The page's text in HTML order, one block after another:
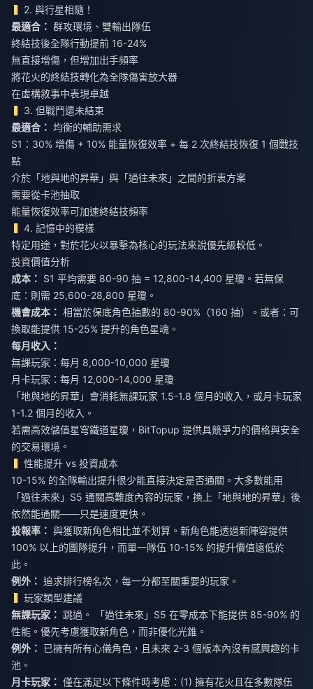
2. 與行星相隨！
最適合： 群攻環境、雙輸出隊伍
終結技後全隊行動提前 16-24%
無直接增傷，但增加出手頻率
將花火的終結技轉化為全隊傷害放大器
在虛構敘事中表現卓越
3. 但戰鬥還未結束
最適合： 均衡的輔助需求
S1：30% 增傷 + 10% 能量恢復效率 + 每 2 次終結技恢復 1 個戰技
點
介於「地與地的昇華」與「過往未來」之間的折衷方案
需要從卡池抽取
能量恢復效率可加速終結技頻率
4. 記憶中的模樣
特定用途，對於花火以暴擊為核心的玩法來說優先級較低。
投資價值分析
成本： S1 平均需要 80-90 抽 = 12,800-14,400 星瓊。若無保
底：則需 25,600-28,800 星瓊。
機會成本： 相當於保底角色抽數的 80-90%（160 抽）。或者：可
換取能提供 15-25% 提升的角色星魂。
每月收入：
無課玩家：每月 8,000-10,000 星瓊
月卡玩家：每月 12,000-14,000 星瓊
「地與地的昇華」會消耗無課玩家 1.5-1.8 個月的收入，或月卡玩家
1-1.2 個月的收入。
若需高效儲值星穹鐵道星瓊 ，BitTopup 提供具競爭力的價格與安全
的交易環境。
性能提升 vs 投資成本
10-15% 的全隊輸出提升很少能直接決定是否通關。大多數能用
「過往未來」S5 通關高難度內容的玩家，換上「地與地的昇華」後
依然能通關——只是速度更快。
投報率： 與獲取新角色相比並不划算。新角色能透過新陣容提供
100% 以上的團隊提升，而單一隊伍 10-15% 的提升價值遠低於
此。
例外： 追求排行榜名次，每一分都至關重要的玩家。
玩家類型建議
無課玩家： 跳過。 「過往未來」S5 在零成本下能提供 85-90% 的
性能。優先考慮獲取新角色，而非優化光錐。
例外： 已擁有所有心儀角色，且未來 2-3 個版本內沒有感興趣的卡
池。
月卡玩家： 僅在滿足以下條件時考慮：(1) 擁有花火且在多數隊伍